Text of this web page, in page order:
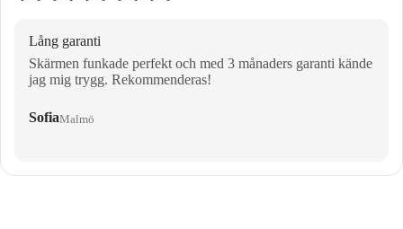
Lång garanti
Skärmen funkade perfekt och med 3 månaders garanti kände
jag mig trygg. Rekommenderas!
SofiaMalmö